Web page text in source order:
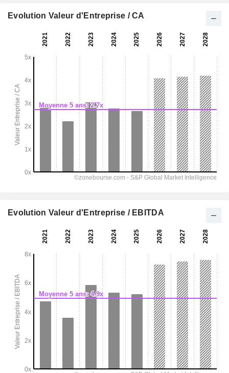
Evolution Valeur d'Entreprise / CA
Evolution Valeur d'Entreprise / EBITDA